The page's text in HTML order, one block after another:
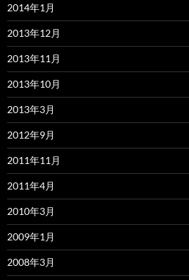
2014年1月
2013年12月
2013年11月
2013年10月
2013年3月
2012年9月
2011年11月
2011年4月
2010年3月
2009年1月
2008年3月